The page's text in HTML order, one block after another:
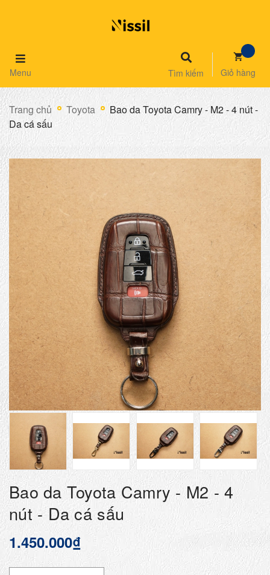
Menu Tìm kiếm Giỏ hàng
Trang chủ Toyota
Bao da Toyota Camry - M2 - 4 nút -
Da cá sấu
Bao da Toyota Camry - M2 - 4
nút - Da cá sấu
1.450.000₫